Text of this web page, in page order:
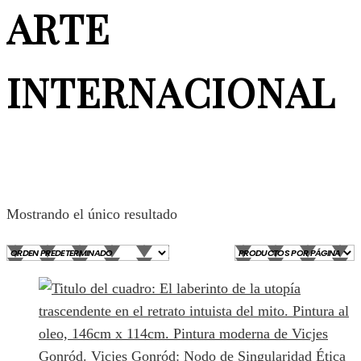
ARTE
INTERNACIONAL
Mostrando el único resultado